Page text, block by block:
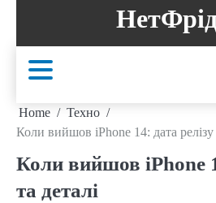
content
Home
Техно
Коли вийшов iPhone 14: дата релізу
Коли вийшов iPhone
та деталі